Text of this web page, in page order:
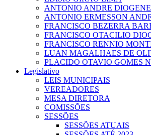
ANTONIO ANDRE
ANTONIO ERMESSON
FRANCISCO BEZERRA
FRANCISCO OTACILIO
FRANCISCO RENNIO
LUAN MAGALHAES DE
PLACIDO OTAVIO GOMES
Legislativo
LEIS MUNICIPAIS
VEREADORES
MESA DIRETORA
COMISSÕES
SESSÕES
SESSÕES ATUAIS